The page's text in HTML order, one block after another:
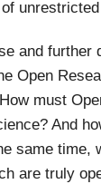
and
Open
must
And
same time,
are truly